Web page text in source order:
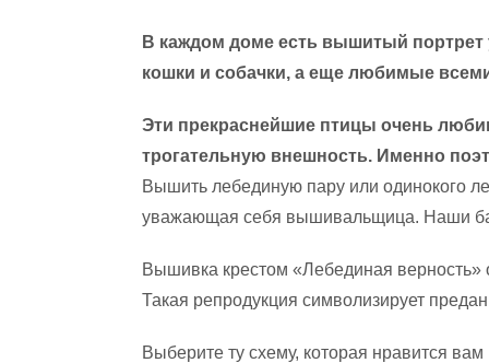
В каждом доме есть вышитый портрет
кошки и собачки, а еще любимые
Эти прекраснейшие птицы очень
трогательную внешность. Именно
Вышить лебединую пару или одинокого
уважающая себя вышивальщица. Наши
Вышивка крестом «Лебединая
Такая репродукция символизирует
Выберите ту схему, которая нравится